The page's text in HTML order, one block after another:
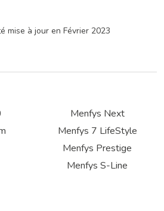
mise à jour en Février 2023
Menfys Next
Menfys 7 LifeStyle
Menfys Prestige
Menfys S-Line